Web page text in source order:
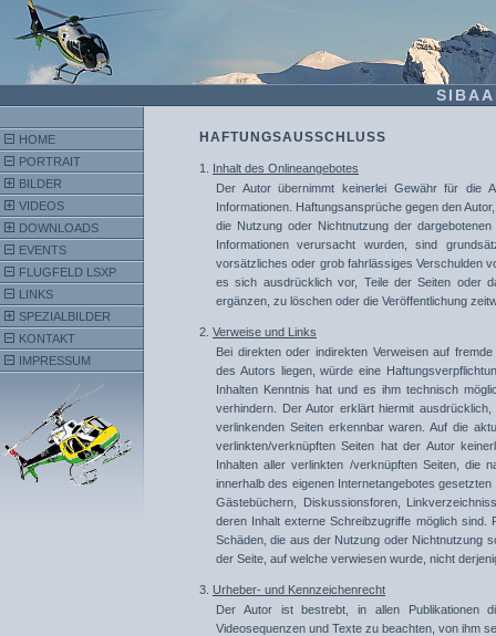
HOME
PORTRAIT
BILDER
VIDEOS
DOWNLOADS
EVENTS
FLUGFELD LSXP
LINKS
SPEZIALBILDER
KONTAKT
IMPRESSUM
HAFTUNGSAUSSCHLUSS
1. Inhalt des Onlineangebotes
Der Autor übernimmt keinerlei Gewähr für die
Informationen. Haftungsansprüche gegen den
die Nutzung oder Nichtnutzung der
Informationen verursacht wurden, sind
vorsätzliches oder grob fahrlässiges Verschulden
es sich ausdrücklich vor, Teile der Seiten oder
ergänzen, zu löschen oder die Veröffentlichung
2. Verweise und Links
Bei direkten oder indirekten Verweisen auf
des Autors liegen, würde eine
Inhalten Kenntnis hat und es ihm technisch
verhindern. Der Autor erklärt hiermit
verlinkenden Seiten erkennbar waren. Auf die
verlinkten/verknüpften Seiten hat der Autor
Inhalten aller verlinkten /verknüpften Seiten, die
innerhalb des eigenen Internetangebotes
Gästebüchern, Diskussionsforen,
deren Inhalt externe Schreibzugriffe möglich sind.
Schäden, die aus der Nutzung oder Nichtnutzung
der Seite, auf welche verwiesen wurde, nicht
3. Urheber- und Kennzeichenrecht
Der Autor ist bestrebt, in allen Publikationen
Videosequenzen und Texte zu beachten, von ihm